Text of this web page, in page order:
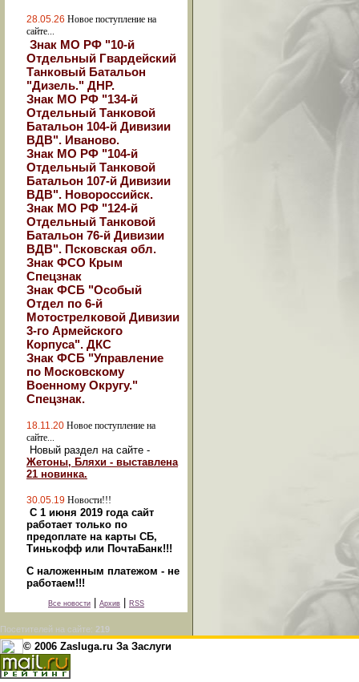
28.05.26 Новое поступление на
сайте...
Знак МО РФ "10-й
Отдельный Гвардейский
Танковый Батальон
"Дизель." ДНР.
Знак МО РФ "134-й
Отдельный Танковой
Батальон 104-й Дивизии
ВДВ". Иваново.
Знак МО РФ "104-й
Отдельный Танковой
Батальон 107-й Дивизии
ВДВ". Новороссийск.
Знак МО РФ "124-й
Отдельный Танковой
Батальон 76-й Дивизии
ВДВ". Псковская обл.
Знак ФСО Крым
Спецзнак
Знак ФСБ "Особый
Отдел по 6-й
Мотострелковой Дивизии
3-го Армейского
Корпуса". ДКС
Знак ФСБ "Управление
по Московскому
Военному Округу."
Спецзнак.
18.11.20 Новое поступление на
сайте...
Новый раздел на сайте -
Жетоны, Бляхи - выставлена
21 новинка.
30.05.19 Новости!!!
С 1 июня 2019 года сайт
работает только по
предоплате на карты СБ,
Тинькофф или ПочтаБанк!!!
С наложенным платежом - не
работаем!!!
Все новости Архив RSS
Посетителей на сайте: 219
© 2006 Zasluga.ru За Заслуги